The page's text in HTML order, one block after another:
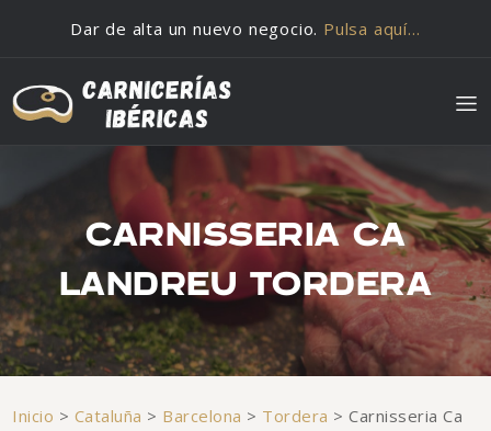
Dar de alta un nuevo negocio. Pulsa aquí…
CARNISSERIA CA
LANDREU TORDERA
Inicio > Cataluña > Barcelona > Tordera >Carnisseria Ca